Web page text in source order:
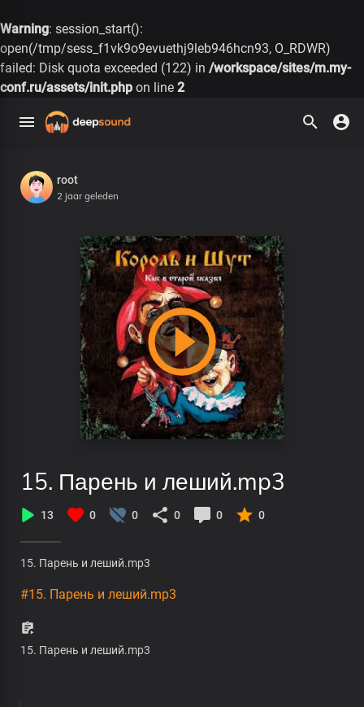
Warning: session_start():
open(/tmp/sess_f1vk9o9evuethj9leb946hcn93, O_RDWR)
failed: Disk quota exceeded (122) in /workspace/sites/m.my-
conf.ru/assets/init.php on line 2
root
2 jaar geleden
15. Парень и леший.mp3
13 0 0 0 0 0
15. Парень и леший.mp3
#15. Парень и леший.mp3
15. Парень и леший.mp3